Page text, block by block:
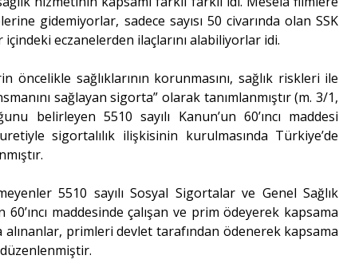
gidemiyorlar, sadece sayısı 50 civarında olan SSK
eczanelerden ilaçlarını alabiliyorlar idi.
öncelikle sağlıklarının korunmasını, sağlık riskleri ile
sağlayan sigorta” olarak tanımlanmıştır (m. 3/1,
belirleyen 5510 sayılı Kanun’un 60’ıncı maddesi
sigortalılık ilişkisinin kurulmasında Türkiye’de
5510 sayılı Sosyal Sigortalar ve Genel Sağlık
maddesinde çalışan ve prim ödeyerek kapsama
primleri devlet tarafından ödenerek kapsama
düzenlenmiştir.